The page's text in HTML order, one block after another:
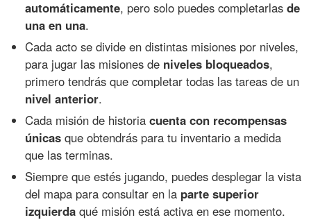
automáticamente, pero solo puedes completarlasde
una en una.
Cada acto se divide en distintas misiones por niveles,
para jugar las misiones de niveles bloqueados,
primero tendrás que completar todas las tareas de un
nivel anterior.
Cada misión de historiacuenta con recompensas
únicas que obtendrás para tu inventario a medida
que las terminas.
Siempre que estés jugando, puedes desplegar la vista
del mapa para consultar en la parte superior
izquierda qué misión está activa en ese momento.